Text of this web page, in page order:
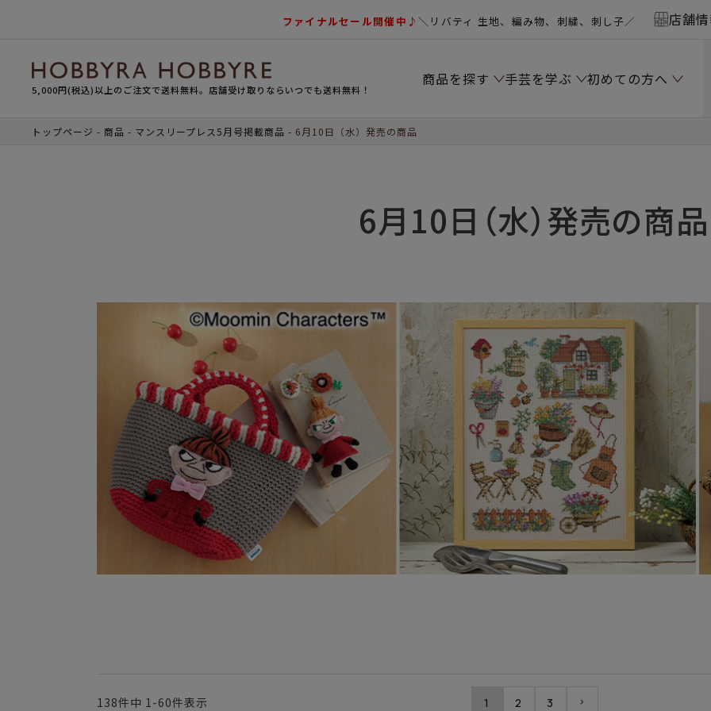
ファイナルセール開催中♪＼リバティ 生地、編み物、刺繍、刺し子／ 店舗
5,000円(税込)以上のご注文で送料無料。店舗受け取りならいつでも送料無料！
商品を探す 手芸を学ぶ 初めての方へ
トップページ 商品 マンスリープレス5月号掲載商品 6月10日（水）発売の商品
6月10日（水）発売の商品
138件中 1 -60件表示 1 2 3